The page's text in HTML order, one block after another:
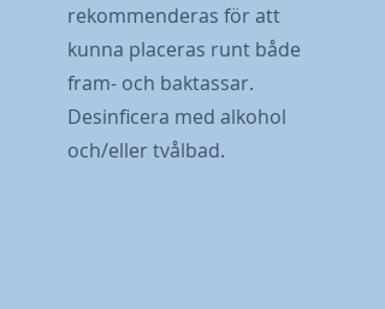
rekommenderas för att
kunna placeras runt både
fram- och baktassar.
Desinficera med alkohol
och/eller tvålbad.